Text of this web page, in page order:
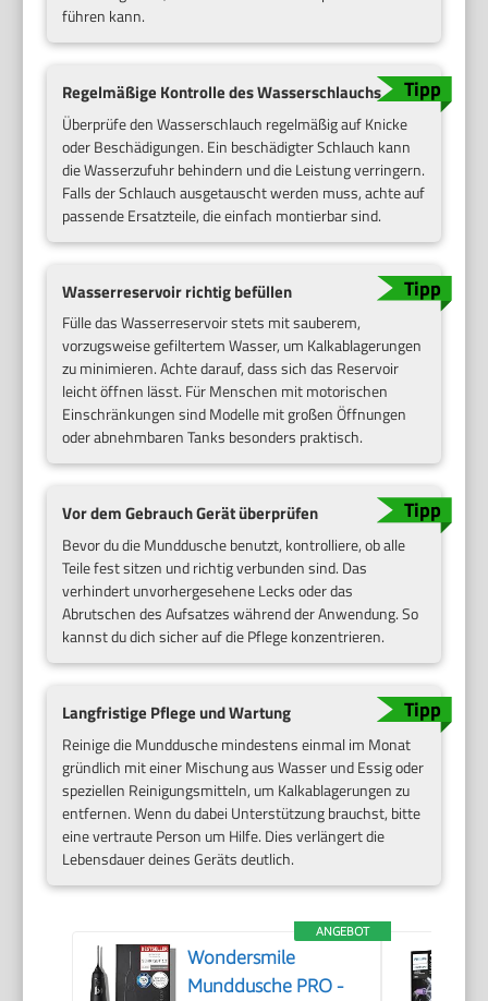
führen kann.
Regelmäßige Kontrolle des Wasserschlauchs
Überprüfe den Wasserschlauch regelmäßig auf Knicke
oder Beschädigungen. Ein beschädigter Schlauch kann
die Wasserzufuhr behindern und die Leistung verringern.
Falls der Schlauch ausgetauscht werden muss, achte auf
passende Ersatzteile, die einfach montierbar sind.
Wasserreservoir richtig befüllen
Fülle das Wasserreservoir stets mit sauberem,
vorzugsweise gefiltertem Wasser, um Kalkablagerungen
zu minimieren. Achte darauf, dass sich das Reservoir
leicht öffnen lässt. Für Menschen mit motorischen
Einschränkungen sind Modelle mit großen Öffnungen
oder abnehmbaren Tanks besonders praktisch.
Vor dem Gebrauch Gerät überprüfen
Bevor du die Munddusche benutzt, kontrolliere, ob alle
Teile fest sitzen und richtig verbunden sind. Das
verhindert unvorhergesehene Lecks oder das
Abrutschen des Aufsatzes während der Anwendung. So
kannst du dich sicher auf die Pflege konzentrieren.
Langfristige Pflege und Wartung
Reinige die Munddusche mindestens einmal im Monat
gründlich mit einer Mischung aus Wasser und Essig oder
speziellen Reinigungsmitteln, um Kalkablagerungen zu
entfernen. Wenn du dabei Unterstützung brauchst, bitte
eine vertraute Person um Hilfe. Dies verlängert die
Lebensdauer deines Geräts deutlich.
ANGEBOT
Wondersmile
Munddusche PRO -